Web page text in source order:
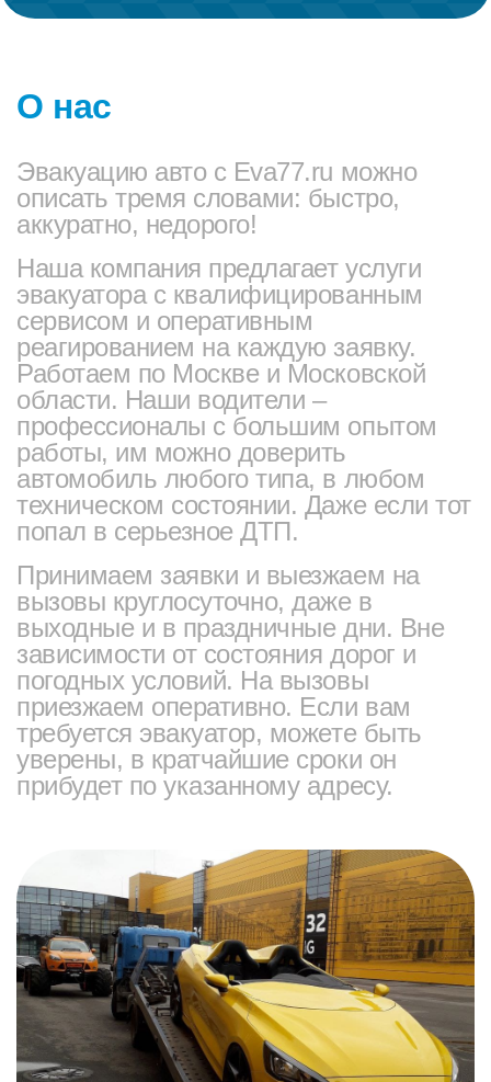
О нас
Эвакуацию авто с Eva77.ru можно
описать тремя словами: быстро,
аккуратно, недорого!
Наша компания предлагает услуги
эвакуатора с квалифицированным
сервисом и оперативным
реагированием на каждую заявку.
Работаем по Москве и Московской
области. Наши водители –
профессионалы с большим опытом
работы, им можно доверить
автомобиль любого типа, в любом
техническом состоянии. Даже если тот
попал в серьезное ДТП.
Принимаем заявки и выезжаем на
вызовы круглосуточно, даже в
выходные и в праздничные дни. Вне
зависимости от состояния дорог и
погодных условий. На вызовы
приезжаем оперативно. Если вам
требуется эвакуатор, можете быть
уверены, в кратчайшие сроки он
прибудет по указанному адресу.